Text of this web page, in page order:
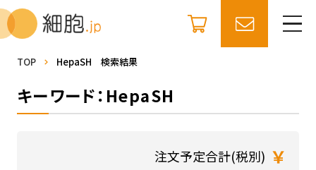
TOP HepaSH 検索結果
キーワード：HepaSH
注文予定合計(税別) ￥